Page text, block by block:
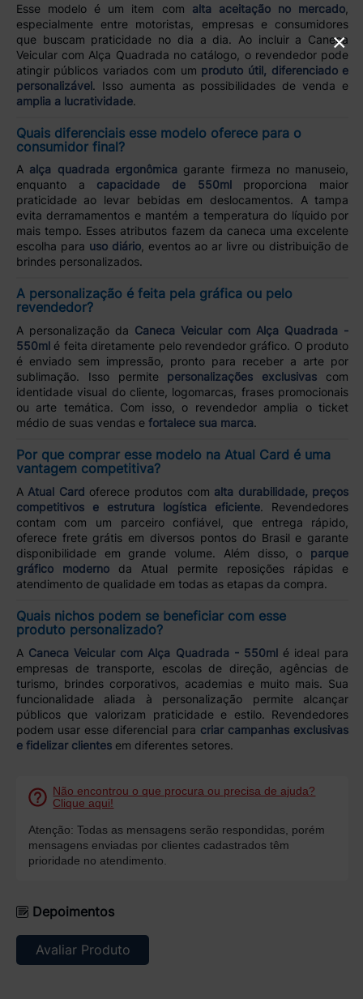
Esse modelo é um item com alta aceitação no mercado
especialmente entre motoristas, empresas e consumidores
que buscam praticidade no dia a dia. Ao incluir a Caneca
Veicular com Alça Quadrada no catálogo, o revendedor pode
atingir públicos variados com um produto útil, diferenciado e
personalizável. Isso aumenta as possibilidades de venda e
amplia a lucratividade.
Quais diferenciais esse modelo oferece para o
consumidor final?
A alça quadrada ergonômicagarante firmeza no manuseio,
enquanto a capacidade de 550mlproporciona maior
praticidade ao levar bebidas em deslocamentos. A tampa
evita derramamentos e mantém a temperatura do líquido por
mais tempo. Esses atributos fazem da caneca uma excelente
escolha para uso diário, eventos ao ar livre ou distribuição de
brindes personalizados.
A personalização é feita pela gráfica ou pelo
revendedor?
A personalização da Caneca Veicular com Alça Quadrada -
550mlé feita diretamente pelo revendedor gráfico. O produto
é enviado sem impressão, pronto para receber a arte por
sublimação. Isso permite personalizações exclusivas com
identidade visual do cliente, logomarcas, frases promocionais
ou arte temática. Com isso, o revendedor amplia o ticket
médio de suas vendas e fortalece sua marca.
Por que comprar esse modelo na Atual Card é uma
vantagem competitiva?
A Atual Card oferece produtos com alta durabilidade, preços
competitivos e estrutura logística eficiente. Revendedores
contam com um parceiro confiável, que entrega rápido,
oferece frete grátis em diversos pontos do Brasil e garante
disponibilidade em grande volume. Além disso, o parque
gráfico moderno da Atual permite reposições rápidas e
atendimento de qualidade em todas as etapas da compra.
Quais nichos podem se beneficiar com esse
produto personalizado?
A Caneca Veicular com Alça Quadrada - 550mlé ideal para
empresas de transporte, escolas de direção, agências de
turismo, brindes corporativos, academias e muito mais. Sua
funcionalidade aliada à personalização permite alcançar
públicos que valorizam praticidade e estilo. Revendedores
podem usar esse diferencial para criar campanhas exclusivas
e fidelizar clientesem diferentes setores.
Não encontrou o que procura ou precisa de ajuda?
Clique aqui!
Atenção: Todas as mensagens serão respondidas, porém
mensagens enviadas por clientes cadastrados têm
prioridade no atendimento.
Depoimentos
Avaliar Produto
×